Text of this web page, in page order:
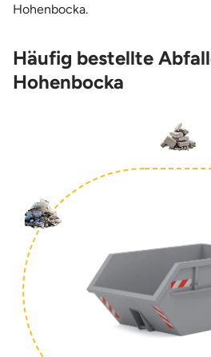
Hohenbocka.
Häufig bestellte
Hohenbocka